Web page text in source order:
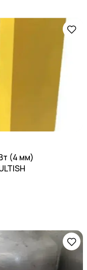
(4 мм)